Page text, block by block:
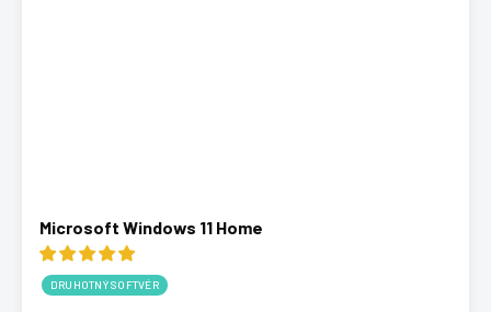
Microsoft Windows 11 Home
DRUHOTNÝ SOFTVÉR